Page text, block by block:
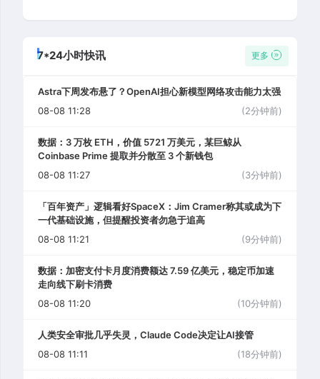
7*24小时快讯 更多
Astra下周发布悬了？OpenAI担心新模型网络攻击能力太强
08-08 11:28
(2分钟前)
数据：3 万枚 ETH，价值 5721 万美元，某巨鲸从
Coinbase Prime 提取并分散至 3 个新钱包
08-08 11:27
(3分钟前)
「百年资产」逻辑看好SpaceX：Jim Cramer称其或成为下
一代基础设施，但提醒投资者勿急于追高
08-08 11:21
(9分钟前)
数据：加密支付卡月度消费额达 7.59 亿美元，稳定币加速
走向线下刷卡消费
08-08 11:20
(10分钟前)
人类安全审批几乎失灵，Claude Code决定让AI接管
08-08 11:11
(18分钟前)